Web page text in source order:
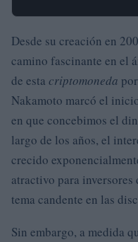
Desde su creación en
camino fascinante en el
de esta criptomoneda
Nakamoto marcó el
en que concebimos el
largo de los años, el
crecido
atractivo para
tema candente en las
Sin embargo, a medida